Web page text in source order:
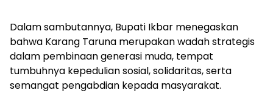
Dalam sambutannya, Bupati Ikbar menegaskan
bahwa Karang Taruna merupakan wadah strategis
dalam pembinaan generasi muda, tempat
tumbuhnya kepedulian sosial, solidaritas, serta
semangat pengabdian kepada masyarakat.